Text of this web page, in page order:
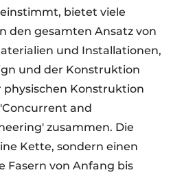
bietet viele
den gesamten Ansatz von
und Installationen,
und der Konstruktion
physischen Konstruktion
and
zusammen. Die
Kette, sondern einen
Fasern von Anfang bis